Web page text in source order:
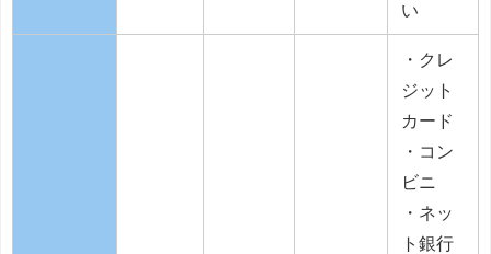
い
・クレ
ジット
カード
・コン
ビニ
・ネッ
ト銀行